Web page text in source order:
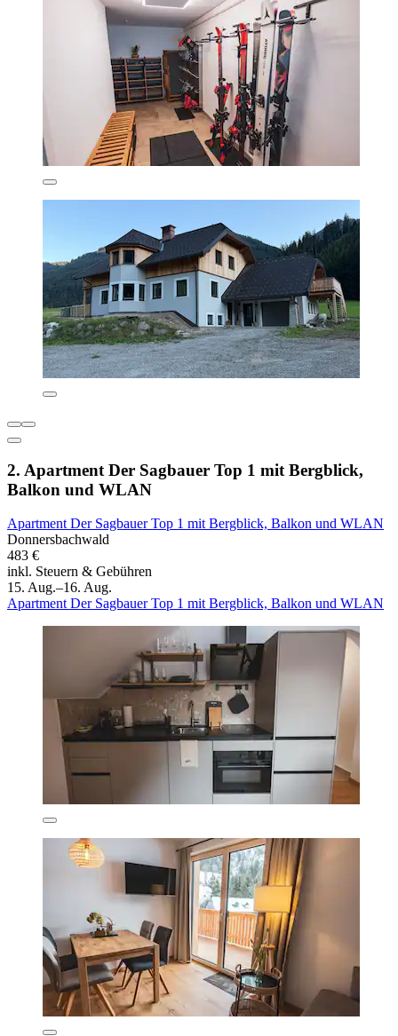
2. Apartment Der Sagbauer Top 1 mit Bergblick,
Balkon und WLAN
Apartment Der Sagbauer Top 1 mit Bergblick, Balkon und WLAN
Donnersbachwald
483 €
inkl. Steuern & Gebühren
15. Aug.–16. Aug.
Apartment Der Sagbauer Top 1 mit Bergblick, Balkon und WLAN